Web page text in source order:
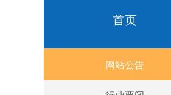
首页
网站公告